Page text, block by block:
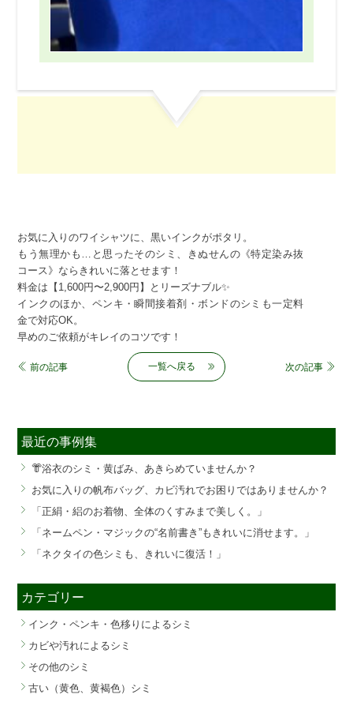
お気に入りのワイシャツに、黒いインクがポタリ。
もう無理かも…と思ったそのシミ、きぬせんの《特定染み抜
コース》ならきれいに落とせます！
料金は【1,600円〜2,900円】とリーズナブル✨
インクのほか、ペンキ・瞬間接着剤・ボンドのシミも一定料
金で対応OK。
早めのご依頼がキレイのコツです！
前
事
へ
の
ン
ク
前の記事 次の記事
一覧へ戻る
最近の事例集
👘浴衣のシミ・黄ばみ、あきらめていませんか？
お気に入りの帆布バッグ、カビ汚れでお困りではありませんか？
「正絹・絽のお着物、全体のくすみまで美しく。」
「ネームペン・マジックの“名前書き”もきれいに消せます。」
「ネクタイの色シミも、きれいに復活！」
カテゴリー
インク・ペンキ・色移りによるシミ
カビや汚れによるシミ
その他のシミ
古い（黄色、黄褐色）シミ